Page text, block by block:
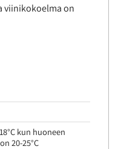
viinikokoelma on
kun huoneen
20-25°C